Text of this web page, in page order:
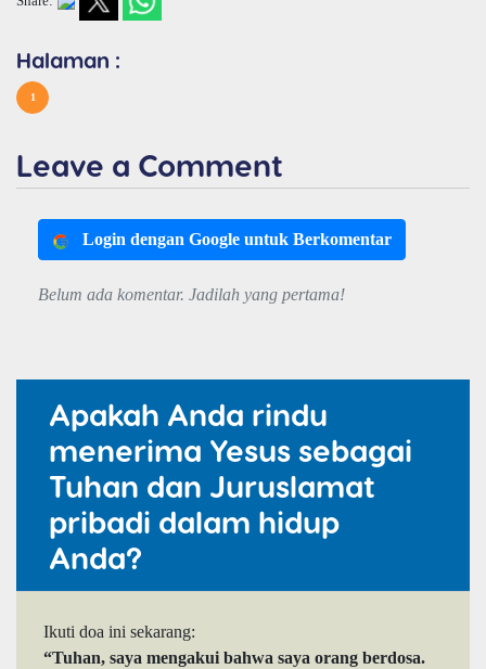
Halaman :
1
Leave a Comment
Login dengan Google untuk Berkomentar
Belum ada komentar. Jadilah yang pertama!
Apakah Anda rindu
menerima Yesus sebagai
Tuhan dan Juruslamat
pribadi dalam hidup
Anda?
Ikuti doa ini sekarang:
“Tuhan, saya mengakui bahwa saya orang berdosa.